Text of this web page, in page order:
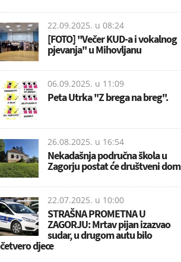
22.09.2025. u 08:24
[FOTO] ''Večer KUD-a i vokalnog
pjevanja'' u Mihovljanu
06.09.2025. u 11:09
Peta Utrka ''Z brega na breg''.
26.08.2025. u 16:54
Nekadašnja područna škola u
Zagorju postat će društveni dom
22.07.2025. u 10:00
STRAŠNA PROMETNA U
ZAGORJU: Mrtav pijan izazvao
sudar, u drugom autu bilo
četvero djece